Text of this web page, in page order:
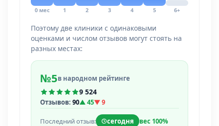
0 мес 1 2 3 4 5 6+
Поэтому две клиники с одинаковыми
оценками и числом отзывов могут стоять на
разных местах:
№5в народном рейтинге
9 524
Отзывов: 90▲ 45▼ 9
Последний отзыв: сегодня вес 100%